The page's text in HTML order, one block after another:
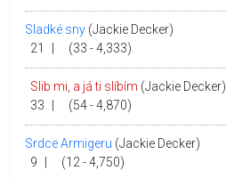
Sladké sny (Jackie Decker)
21
(33 - 4,333)
Slib mi, a já ti slíbím (Jackie Decker)
33
(54 - 4,870)
Srdce Armigeru (Jackie Decker)
9
(12 - 4,750)